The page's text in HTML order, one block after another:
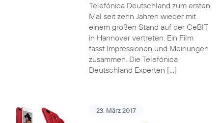
Telefónica Deutschland zum ersten
Mal seit zehn Jahren wieder mit
einem großen Stand auf der CeBIT
in Hannover vertreten. Ein Film
fasst Impressionen und Meinungen
zusammen. Die Telefónica
Deutschland Experten […]
23. März 2017